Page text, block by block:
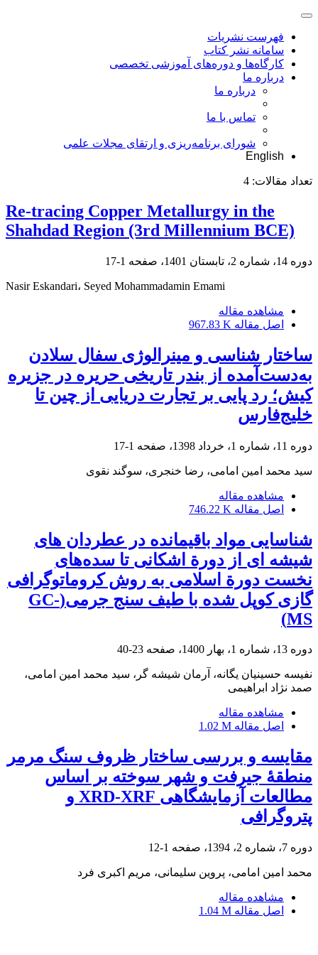
فهرست نشریات
سامانه نشر کتاب
کارگاه‌ها و دوره‌های آموزشی تخصصی
درباره ما
درباره ما
تماس با ما
شورای برنامه‌ریزی و ارتقای مجلات علمی
English
تعداد مقالات: 4
Re-tracing Copper Metallurgy in the
Shahdad Region (3rd Millennium BCE)
دوره 14، شماره 2، تابستان 1401، صفحه 1-17
Nasir Eskandari، Seyed Mohammadamin Emami
مشاهده مقاله
اصل مقاله 967.83 K
ساختار شناسی و مینرالوژی سفال سلادن
به‌دست‌آمده از بندر تاریخی حریره در جزیره
کیش؛ رد پایی بر تجارت دریایی از چین تا
خلیج‌فارس
دوره 11، شماره 1، خرداد 1398، صفحه 1-17
سید محمد امین امامی، رضا خنجری، سوگند نقوی
مشاهده مقاله
اصل مقاله 746.22 K
شناسایی مواد باقیمانده در عطردان های
شیشه ای از دورة اشکانی تا سده‌های
نخست دورة اسلامی به روش کروماتوگرافی
گازی کوپل شده با طیف سنج جرمی(GC-
MS)
دوره 13، شماره 1، بهار 1400، صفحه 23-40
نفیسه حسینیان یگانه، آرمان شیشه گر، سید محمد امین امامی،
صمد نژاد ابراهیمی
مشاهده مقاله
اصل مقاله 1.02 M
مقایسه و بررسی ساختار ظروف سنگ مرمر
منطقۀ جیرفت و شهر سوخته بر اساس
مطالعات آزمایشگاهی XRD-XRF و
پتروگرافی
دوره 7، شماره 2، 1394، صفحه 1-12
محمد امین امامی، پروین سلیمانی، مریم اکبری فرد
مشاهده مقاله
اصل مقاله 1.04 M